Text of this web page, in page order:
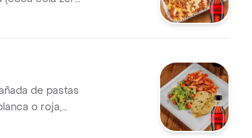
manzana o
de pastas
o roja,
(coca cola